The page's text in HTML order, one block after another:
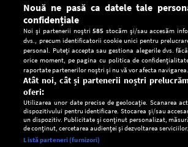
Setări:
Nouă ne pasă ca datele tale
confidențiale
Noi și partenerii noștri585 stocăm și/sau accesăm
dvs., precum identificatorii cookie unici pentru
personal. Puteți accepta sau gestiona alegerile dvs.
orice moment, pe pagina cu politica de
raportate partenerilor noștri și nu vă vor afecta navigarea.
Atât noi, cât și partenerii noștri
oferi:
Utilizarea unor date precise de geolocație. Scanarea
dispozitivului pentru identificare. Stocarea și/sau
un dispozitiv. Publicitate și conținut personalizat,
de conținut, cercetarea audienței și dezvoltarea serviciilor.
Listă parteneri (furnizori)